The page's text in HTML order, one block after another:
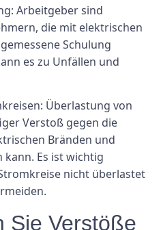
Arbeitgeber sind
die mit elektrischen
Schulung
es zu Unfällen und
Überlastung von
Verstoß gegen die
Bränden und
Es ist wichtig
nicht überlastet
Sie Verstöße